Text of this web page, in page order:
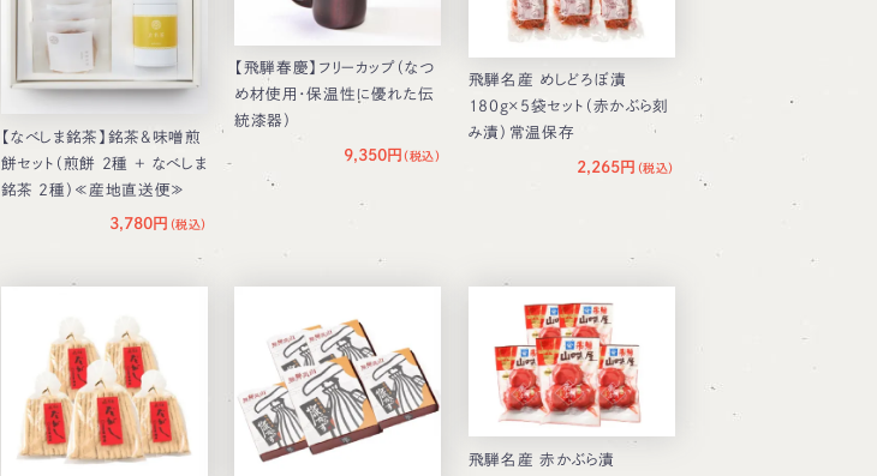
【なべしま銘茶】銘茶＆味噌煎
餅セット（煎餅 2種 ＋ なべしま
銘茶 2種）≪産地直送便≫
3,780円
【飛騨春慶】フリーカップ（なつ
め材使用・保温性に優れた伝
統漆器）
9,350円
飛騨名産 めしどろぼ漬
180g×5袋セット（赤かぶら刻
み漬）常温保存
2,265円
飛騨名産 赤かぶら漬